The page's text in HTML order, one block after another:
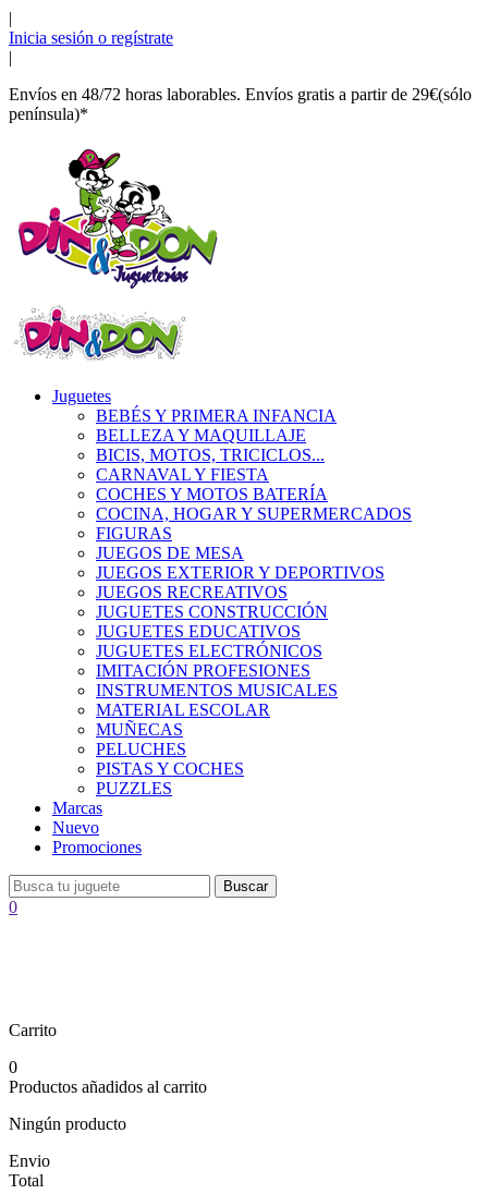
|
Inicia sesión o regístrate
|
Envíos en 48/72 horas laborables. Envíos gratis a partir de 29€(sólo
península)*
Juguetes
BEBÉS Y PRIMERA INFANCIA
BELLEZA Y MAQUILLAJE
BICIS, MOTOS, TRICICLOS...
CARNAVAL Y FIESTA
COCHES Y MOTOS BATERÍA
COCINA, HOGAR Y SUPERMERCADOS
FIGURAS
JUEGOS DE MESA
JUEGOS EXTERIOR Y DEPORTIVOS
JUEGOS RECREATIVOS
JUGUETES CONSTRUCCIÓN
JUGUETES EDUCATIVOS
JUGUETES ELECTRÓNICOS
IMITACIÓN PROFESIONES
INSTRUMENTOS MUSICALES
MATERIAL ESCOLAR
MUÑECAS
PELUCHES
PISTAS Y COCHES
PUZZLES
Marcas
Nuevo
Promociones
Buscar
0
Carrito
0
Productos añadidos al carrito
Ningún producto
Envio
Total